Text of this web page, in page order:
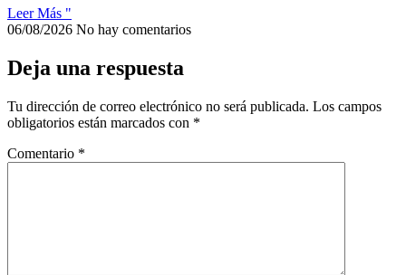
Leer Más "
06/08/2026 No hay comentarios
Deja una respuesta
Tu dirección de correo electrónico no será publicada. Los campos
obligatorios están marcados con *
Comentario *